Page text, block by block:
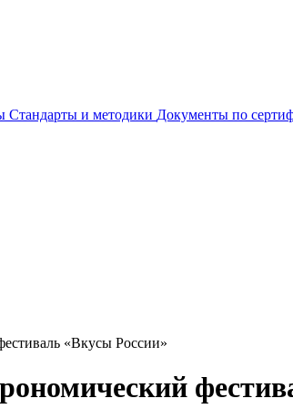
Стандарты и методики Документы по
«Вкусы России»